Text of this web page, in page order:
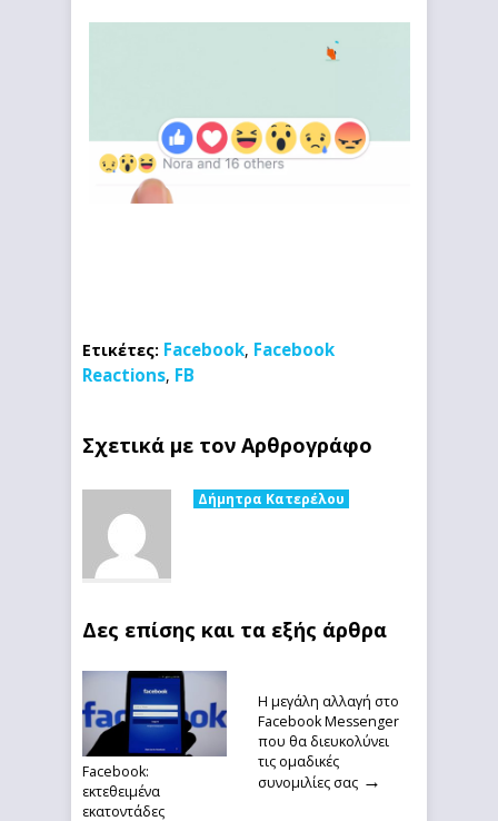
Ετικέτες: Facebook, Facebook
Reactions, FB
Σχετικά με τον Αρθρογράφο
Δήμητρα Κατερέλου
Δες επίσης και τα εξής άρθρα
Facebook:
εκτεθειμένα
εκατοντάδες
Η μεγάλη αλλαγή στο
Facebook Messenger
που θα διευκολύνει
τις ομαδικές
συνομιλίες σας →